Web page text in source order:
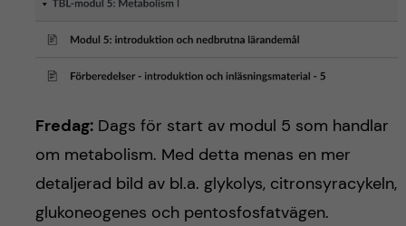
Fredag:Dags för start av modul 5 som handlar
om metabolism. Med detta menas en mer
detaljerad bild av bl.a. glykolys, citronsyracykeln,
glukoneogenes och pentosfosfatvägen.